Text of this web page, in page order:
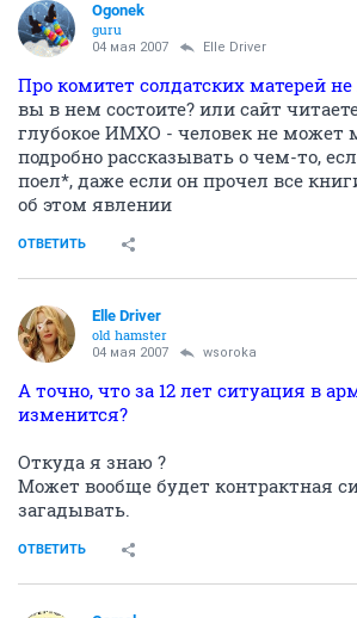
Ogonek
guru
04 мая 2007 Elle Driver
Про комитет солдатских матерей
вы в нем состоите? или сайт
глубокое ИМХО - человек не может
подробно рассказывать о чем-то,
поел*, даже если он прочел все
об этом явлении
ОТВЕТИТЬ
Elle Driver
old hamster
04 мая 2007 wsoroka
А точно, что за 12 лет ситуация в
изменится?
Откуда я знаю ?
Может вообще будет контрактная
загадывать.
ОТВЕТИТЬ